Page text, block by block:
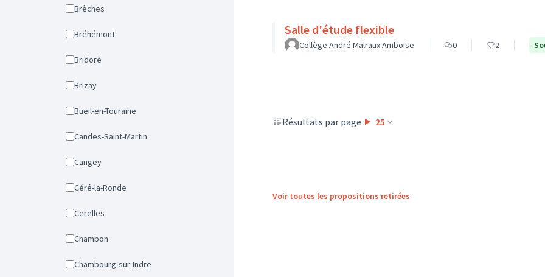
Brèches
Bréhémont
Bridoré
Brizay
Bueil-en-Touraine
Candes-Saint-Martin
Cangey
Céré-la-Ronde
Cerelles
Chambon
Chambourg-sur-Indre
Salle d'étude flexible
Collège André Malraux Amboise 0 2
Résultats par page : 25
Voir toutes les propositions retirées